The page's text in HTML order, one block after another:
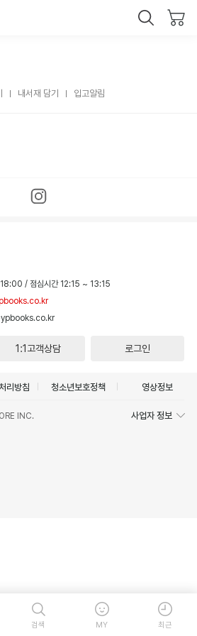
내서재 담기 입고알림
/ 점심시간 12:15 ~ 13:15
1:1고객상담 로그인
리방침 청소년보호정책 영상정보
INC. 사업자 정보
검색 MY 최근